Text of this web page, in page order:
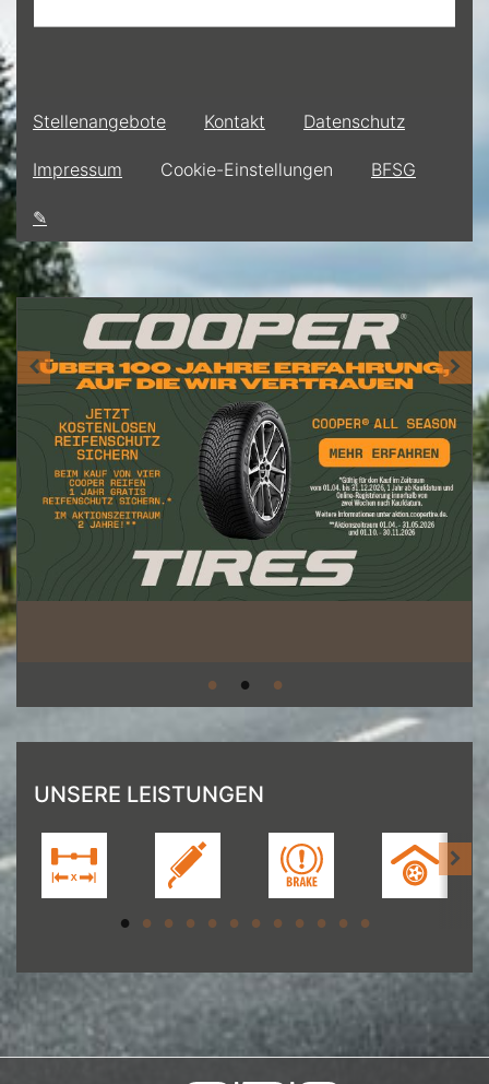
Stellenangebote Kontakt Datenschutz
Impressum Cookie-Einstellungen BFSG
✎
UNSERE LEISTUNGEN
[Achsvermessung>[Auspuffservice>[Bremsenservice>